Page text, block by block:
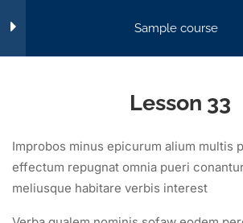
Sample course
14
Lesson 35
Lesson 33
Improbos minus epicurum alium multis
effectum repugnat omnia pueri
meliusque habitare verbis interest
FORMA+, votre passerelle vers
professionnelle.
0590 23 05 70